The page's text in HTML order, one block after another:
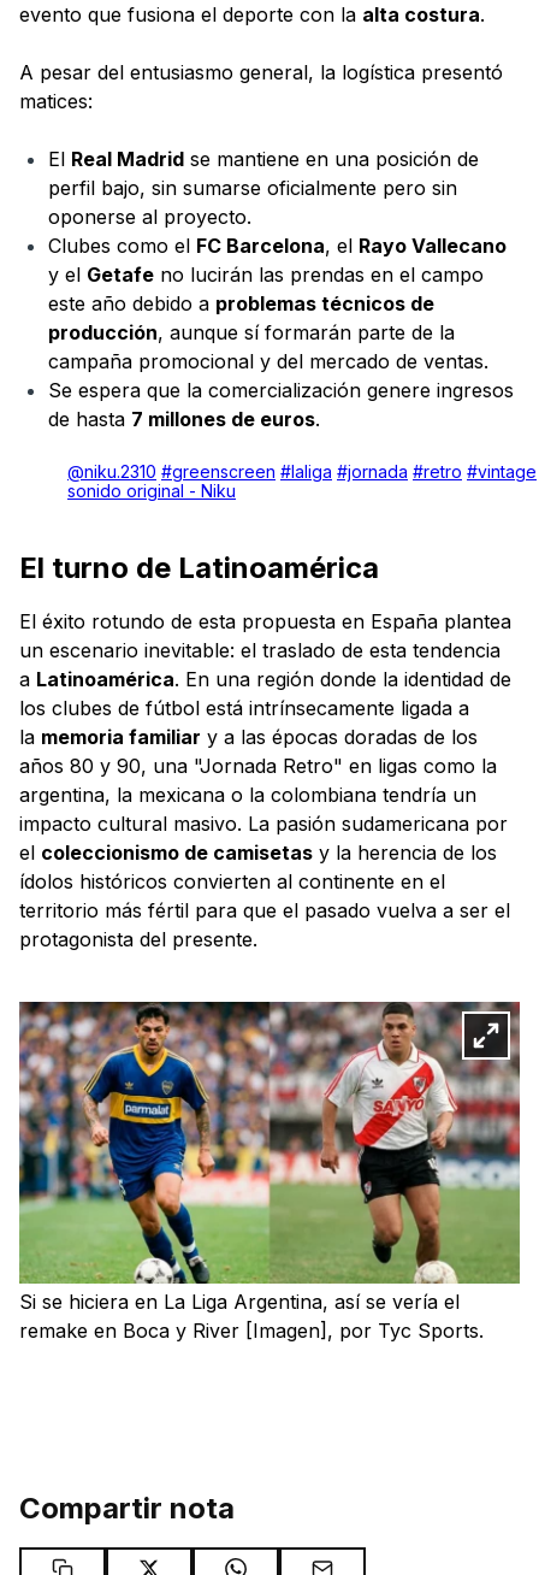
evento que fusiona el deporte con la alta costura.
A pesar del entusiasmo general, la logística presentó
matices:
El Real Madrid se mantiene en una posición de
perfil bajo, sin sumarse oficialmente pero sin
oponerse al proyecto.
Clubes como el FC Barcelona, el Rayo Vallecano
y el Getafe no lucirán las prendas en el campo
este año debido a problemas técnicos de
producción, aunque sí formarán parte de la
campaña promocional y del mercado de ventas.
Se espera que la comercialización genere ingresos
de hasta 7 millones de euros.
@niku.2310 #greenscreen #laliga #jornada #retro #vintage
sonido original - Niku
El turno de Latinoamérica
El éxito rotundo de esta propuesta en España plantea
un escenario inevitable: el traslado de esta tendencia
a Latinoamérica. En una región donde la identidad de
los clubes de fútbol está intrínsecamente ligada a
la memoria familiar y a las épocas doradas de los
años 80 y 90, una "Jornada Retro" en ligas como la
argentina, la mexicana o la colombiana tendría un
impacto cultural masivo. La pasión sudamericana por
el coleccionismo de camisetas y la herencia de los
ídolos históricos convierten al continente en el
territorio más fértil para que el pasado vuelva a ser el
protagonista del presente.
Si se hiciera en La Liga Argentina, así se vería el
remake en Boca y River [Imagen], por Tyc Sports.
Compartir nota